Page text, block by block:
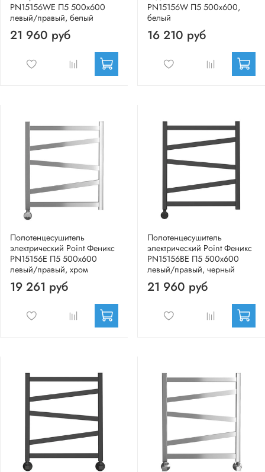
PN15156WE П5 500x600
левый/правый, белый
21 960 руб
PN15156W П5 500x600,
белый
16 210 руб
Полотенцесушитель
электрический Point Феникс
PN15156E П5 500x600
левый/правый, хром
19 261 руб
Полотенцесушитель
электрический Point Феникс
PN15156BE П5 500x600
левый/правый, черный
21 960 руб